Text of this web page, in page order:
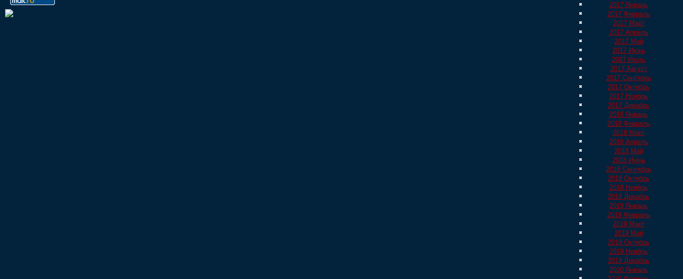
2017 Январь
2017 Февраль
2017 Март
2017 Апрель
2017 Май
2017 Июнь
2017 Июль
2017 Август
2017 Сентябрь
2017 Октябрь
2017 Ноябрь
2017 Декабрь
2018 Январь
2018 Февраль
2018 Март
2018 Апрель
2018 Май
2018 Июнь
2018 Сентябрь
2018 Октябрь
2018 Ноябрь
2018 Декабрь
2019 Январь
2019 Февраль
2019 Март
2019 Май
2019 Октябрь
2019 Ноябрь
2019 Декабрь
2020 Январь